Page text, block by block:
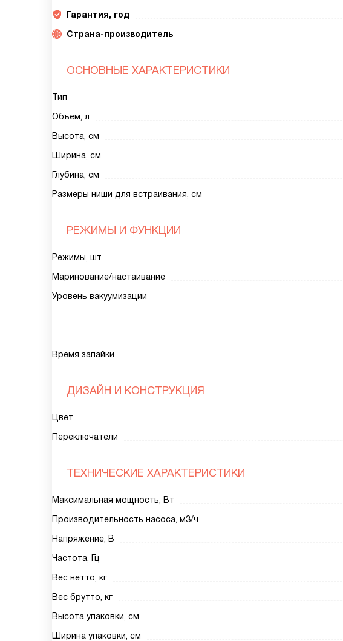
Гарантия, год
Страна-производитель
ОСНОВНЫЕ ХАРАКТЕРИСТИКИ
Тип
Объем, л
Высота, см
Ширина, см
Глубина, см
Размеры ниши для встраивания, см
РЕЖИМЫ И ФУНКЦИИ
Режимы, шт
Маринование/настаивание
Уровень вакуумизации
Время запайки
ДИЗАЙН И КОНСТРУКЦИЯ
Цвет
Переключатели
ТЕХНИЧЕСКИЕ ХАРАКТЕРИСТИКИ
Максимальная мощность, Вт
Производительность насоса, м3/ч
Напряжение, В
Частота, Гц
Вес нетто, кг
Вес брутто, кг
Высота упаковки, см
Ширина упаковки, см